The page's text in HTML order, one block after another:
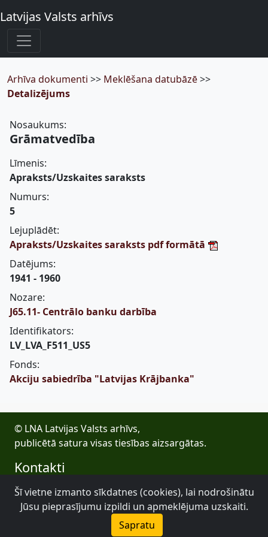
Latvijas Valsts arhīvs
Arhīva dokumenti >> Meklēšana datubāzē>>
Detalizējums
Nosaukums:
Grāmatvedība
Līmenis:
Apraksts/Uzskaites saraksts
Numurs:
5
Lejuplādēt:
Apraksts/Uzskaites saraksts pdf formātā
Datējums:
1941 - 1960
Nozare:
J65.11- Centrālo banku darbība
Identifikators:
LV_LVA_F511_US5
Fonds:
Akciju sabiedrība "Latvijas Krājbanka"
© LNA Latvijas Valsts arhīvs,
publicētā satura visas tiesības aizsargātas.
Kontakti
E-pasts: lva@arhivi.gov.lv
Tālrunis: +371 20027447
Bezdelīgu 1A, Rīga
Šī vietne izmanto sīkdatnes (cookies), lai nodrošinātu
Jūsu pieprasījumu izpildi un apmeklējuma uzskaiti.
Sapratu